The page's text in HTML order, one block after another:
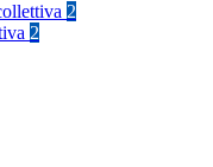
2
2